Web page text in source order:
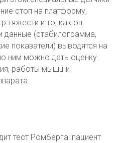
стоп на платформу,
тяжести и то, как он
данные (стабилограмма,
показатели) выводятся на
ним можно дать оценку
работы мышц и
тест Ромберга: пациент